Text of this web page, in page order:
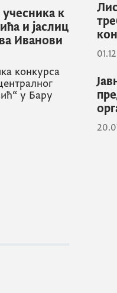
к
и јаслиц
Иванови
конкурса
у Бару